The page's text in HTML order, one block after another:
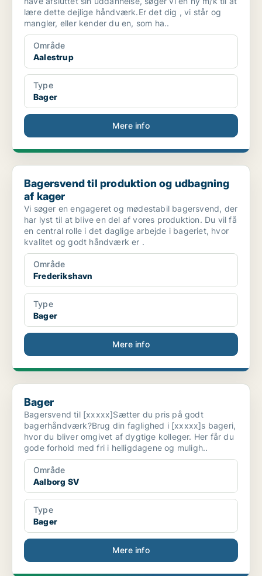
lære dette dejlige håndværk.Er det dig , vi står og
mangler, eller kender du en, som ha..
Område
Aalestrup
Type
Bager
Mere info
Bagersvend til produktion og udbagning af kager
Bagersvend til produktion og udbagning
af kager
Vi søger en engageret og mødestabil bagersvend, der
har lyst til at blive en del af vores produktion. Du vil få
en central rolle i det daglige arbejde i bageriet, hvor
kvalitet og godt håndværk er .
Område
Frederikshavn
Type
Bager
Mere info
Bager
Bager
Bagersvend til [xxxxx]Sætter du pris på godt
bagerhåndværk?Brug din faglighed i [xxxxx]s bageri,
hvor du bliver omgivet af dygtige kolleger. Her får du
gode forhold med fri i helligdagene og muligh..
Område
Aalborg SV
Type
Bager
Mere info